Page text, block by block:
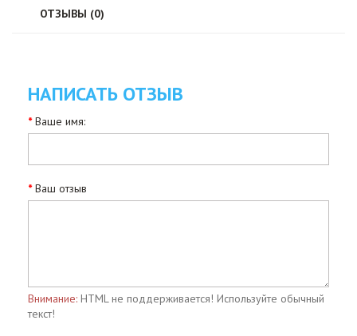
ОТЗЫВЫ (0)
НАПИСАТЬ ОТЗЫВ
Ваше имя:
Ваш отзыв
Внимание: HTML не поддерживается! Используйте обычный
текст!